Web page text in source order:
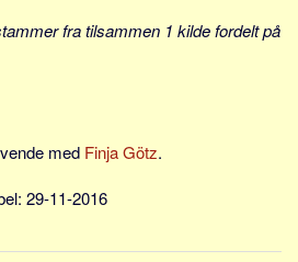
fra tilsammen 1 kilde fordelt på
med Finja Götz.
29-11-2016